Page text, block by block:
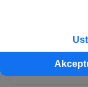
Gwarantujemy
z ogólnego
sprostowania